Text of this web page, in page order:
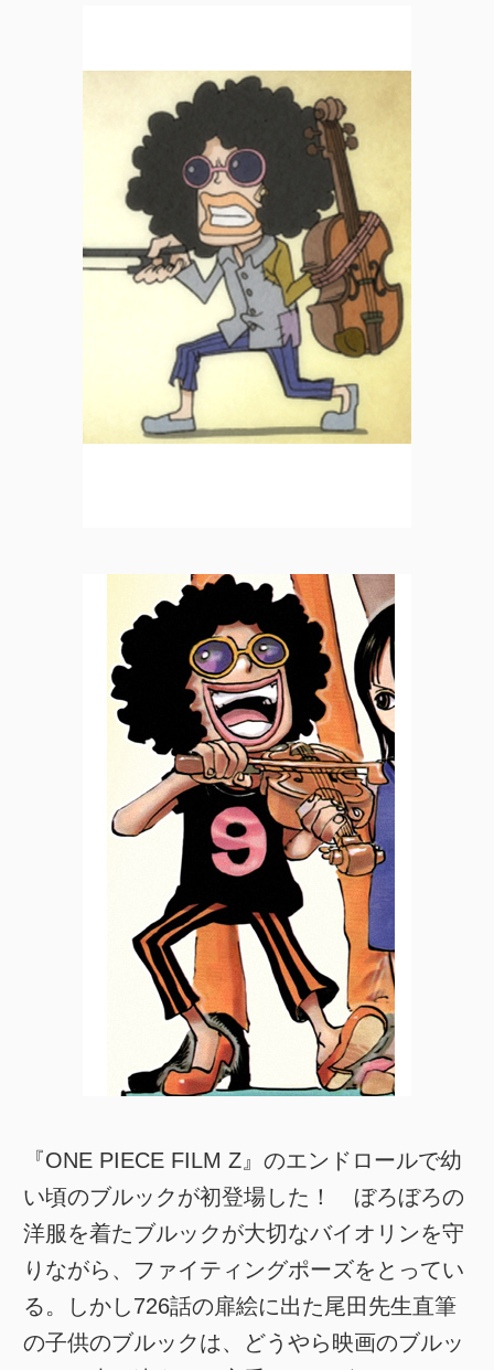
『ONE PIECE FILM Z』のエンドロールで幼
い頃のブルックが初登場した！ ぼろぼろの
洋服を着たブルックが大切なバイオリンを守
りながら、ファイティングポーズをとってい
る。しかし726話の扉絵に出た尾田先生直筆
の子供のブルックは、どうやら映画のブルッ